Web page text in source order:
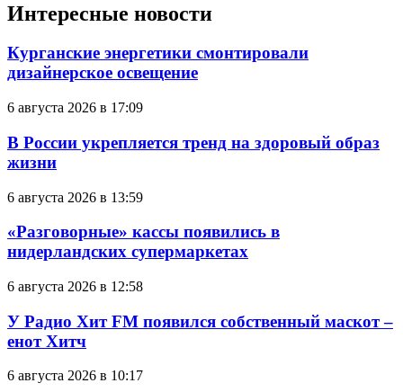
Интересные новости
Курганские энергетики смонтировали
дизайнерское освещение
6 августа 2026 в 17:09
В России укрепляется тренд на здоровый образ
жизни
6 августа 2026 в 13:59
«Разговорные» кассы появились в
нидерландских супермаркетах
6 августа 2026 в 12:58
У Радио Хит FM появился собственный маскот –
енот Хитч
6 августа 2026 в 10:17